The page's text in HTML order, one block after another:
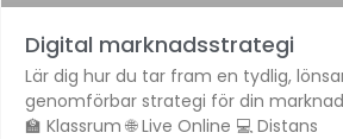
Digital marknadsstrategi
Lär dig hur du tar fram en tydlig,
genomförbar strategi för din
🏫 Klassrum 🌐 Live Online 💻 Distans